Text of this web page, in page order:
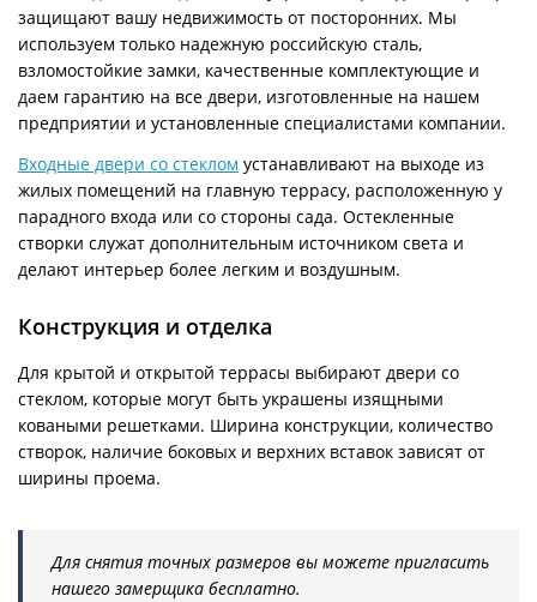
защищают вашу недвижимость от посторонних. Мы
используем только надежную российскую сталь,
взломостойкие замки, качественные комплектующие и
даем гарантию на все двери, изготовленные на нашем
предприятии и установленные специалистами компании.
Входные двери со стеклом устанавливают на выходе из
жилых помещений на главную террасу, расположенную у
парадного входа или со стороны сада. Остекленные
створки служат дополнительным источником света и
делают интерьер более легким и воздушным.
Конструкция и отделка
Для крытой и открытой террасы выбирают двери со
стеклом, которые могут быть украшены изящными
коваными решетками. Ширина конструкции, количество
створок, наличие боковых и верхних вставок зависят от
ширины проема.
Для снятия точных размеров вы можете пригласить
нашего замерщика бесплатно.